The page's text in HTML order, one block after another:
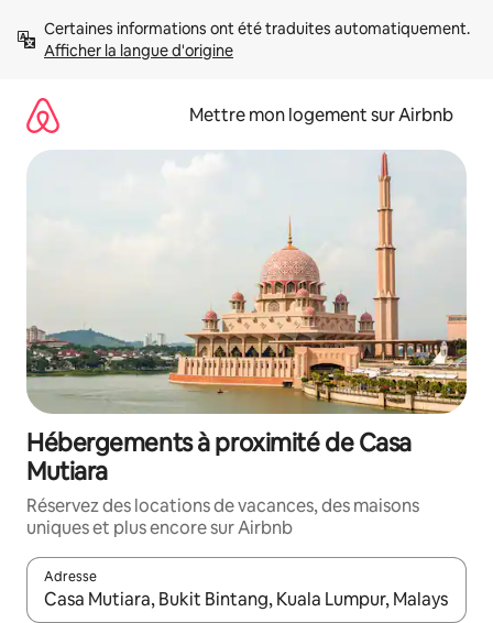
directement
Afficher la langue d'origine
Mettre mon logement sur Airbnb
Hébergements à proximité de Casa
Mutiara
Réservez des locations de vacances, des maisons
uniques et plus encore sur Airbnb
Adresse
Lorsque les résultats s'affichent, utilisez les flèches vers le